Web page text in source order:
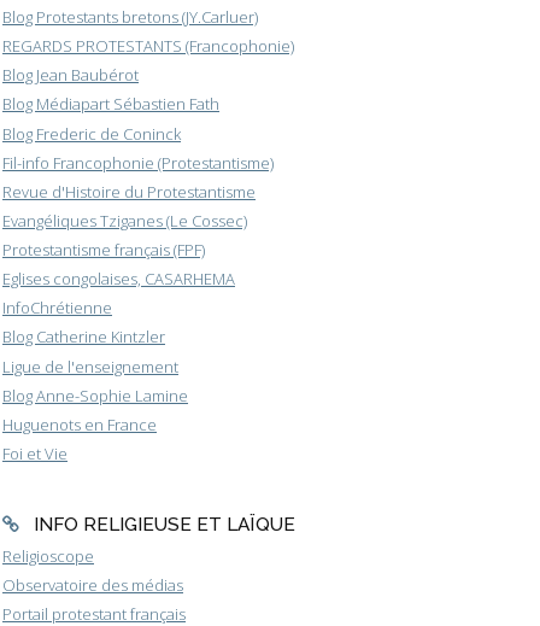
Blog Protestants bretons (JY.Carluer)
REGARDS PROTESTANTS (Francophonie)
Blog Jean Baubérot
Blog Médiapart Sébastien Fath
Blog Frederic de Coninck
Fil-info Francophonie (Protestantisme)
Revue d'Histoire du Protestantisme
Evangéliques Tziganes (Le Cossec)
Protestantisme français (FPF)
Eglises congolaises, CASARHEMA
InfoChrétienne
Blog Catherine Kintzler
Ligue de l'enseignement
Blog Anne-Sophie Lamine
Huguenots en France
Foi et Vie
INFO RELIGIEUSE ET LAÏQUE
Religioscope
Observatoire des médias
Portail protestant français